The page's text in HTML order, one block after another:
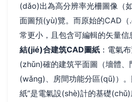
(dǎo)出為高分辨率光柵圖像（
面圖預(yù)覽。而原始的CAD
常更小，且包含可編輯的矢量信
結(jié)合建筑CAD圖紙 ：電氣
(zhǔn)確的建筑平面圖（墻體、
(wǎng)、房間功能分區(qū)）
紙”是電氣設(shè)計的基礎